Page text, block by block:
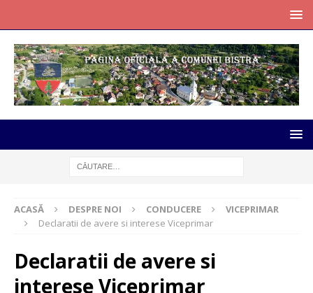
ACASĂ DESPRE NOI CONDUCERE
VICEPRIMAR
Declaratii de avere si interese Viceprimar
Declaratii de avere si
interese Viceprimar